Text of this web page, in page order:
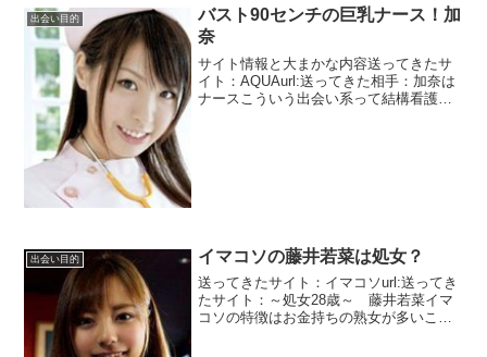
教室で年収3000万円って結構もうかるん
だなと思った...
出会い目的
バスト90センチの巨乳ナース！加
奈
サイト情報と大まかな内容送ってきたサ
イト：AQUAurl:送ってきた相手：加奈は
ナースこういう出会い系って結構看護師
出会い目的 イマコソの藤井若菜は処女？
送ってきたサイト：イマコソurl:送ってき
たサイト：～処女28歳～ 藤井若菜イマ
コソの特徴はお金持ちの熟女が多いこと